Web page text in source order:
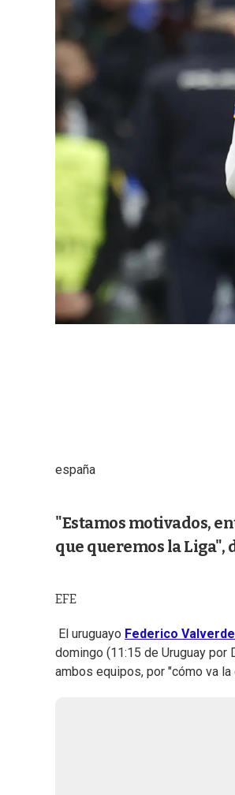
españa
"Estamos motivados,
que queremos la Liga",
EFE
El uruguayo Federico Valverde
domingo (11:15 de Uruguay por
ambos equipos, por "cómo va